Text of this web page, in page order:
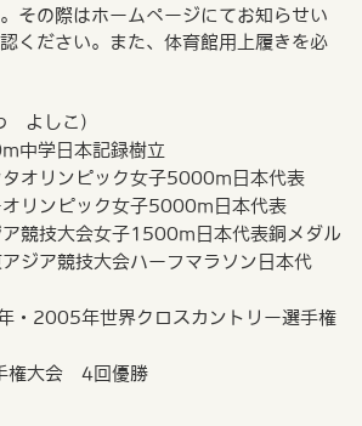
その際はホームページにてお知らせい
ください。また、体育館用上履きを必
よしこ)
中学日本記録樹立
オリンピック女子5000m日本代表
リンピック女子5000m日本代表
競技大会女子1500m日本代表銅メダル
ジア競技大会ハーフマラソン日本代
・2005年世界クロスカントリー選手権
権大会 4回優勝